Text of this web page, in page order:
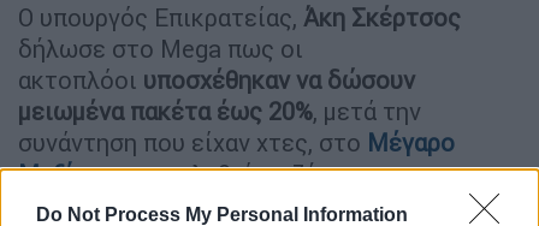
Do Not Process My Personal Information
Ο υπουργός Επικρατείας, Άκη Σκέρτσος
δήλωσε στο Mega πως οι
ακτοπλόοι υποσχέθηκαν να δώσουν
μειωμένα πακέτα έως 20%, μετά την
συνάντηση που είχαν χτες, στο Μέγαρο
Μαξίμουγια να λυθεί το ζήτημα με τις
αυξημένες τιμές σταακτοπλοϊκά εισιτήρια.